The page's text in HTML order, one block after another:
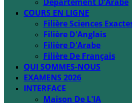
COURS EN LIGNE
Filière Sciences
Filière D'Anglais
Filière D'Arabe
Filière De Français
QUI SOMMES-NOUS
EXAMENS 2026
INTERFACE
Maison De L'IA